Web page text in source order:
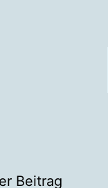
Beitrag